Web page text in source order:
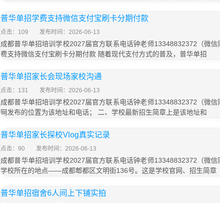
普华单招学费支持微信支付宝刷卡分期付款
点击：109 发布时间：2026-06-13
成都普华单招培训学校2027届官方联系电话钟老师13348832372（微
费支持微信支付宝刷卡分期付款 随着现代支付方式的普及，普华单招
普华单招家长会现场家校沟通
点击：131 发布时间：2026-06-13
成都普华单招培训学校2027届官方联系电话钟老师13348832372（微信
网发布的位置为该地址和电话； 二、学校最新招生简章上是该地址和
普华单招家长探校Vlog真实记录
点击：90 发布时间：2026-06-13
成都普华单招培训学校2027届官方联系电话钟老师13348832372（微信
学校所在的地点——成都郫都区文明街136号。这是学校官网、招生简章
普华单招宿舍6人间上下铺实拍